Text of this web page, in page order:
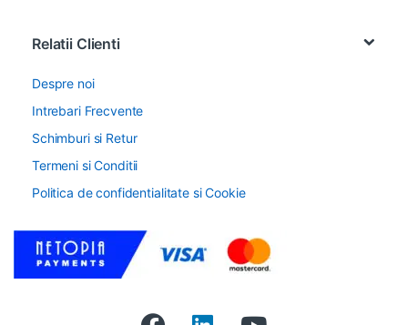
Relatii Clienti
Despre noi
Intrebari Frecvente
Schimburi si Retur
Termeni si Conditii
Politica de confidentialitate si Cookie